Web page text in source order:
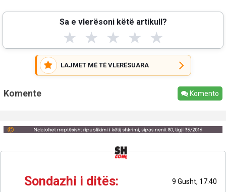
Sa e vlerësoni këtë artikull?
★ ★ ★ ★ ★
LAJMET MË TË VLERËSUARA
Komente Komento
Sondazhi i ditës: 9 Gusht, 17:40